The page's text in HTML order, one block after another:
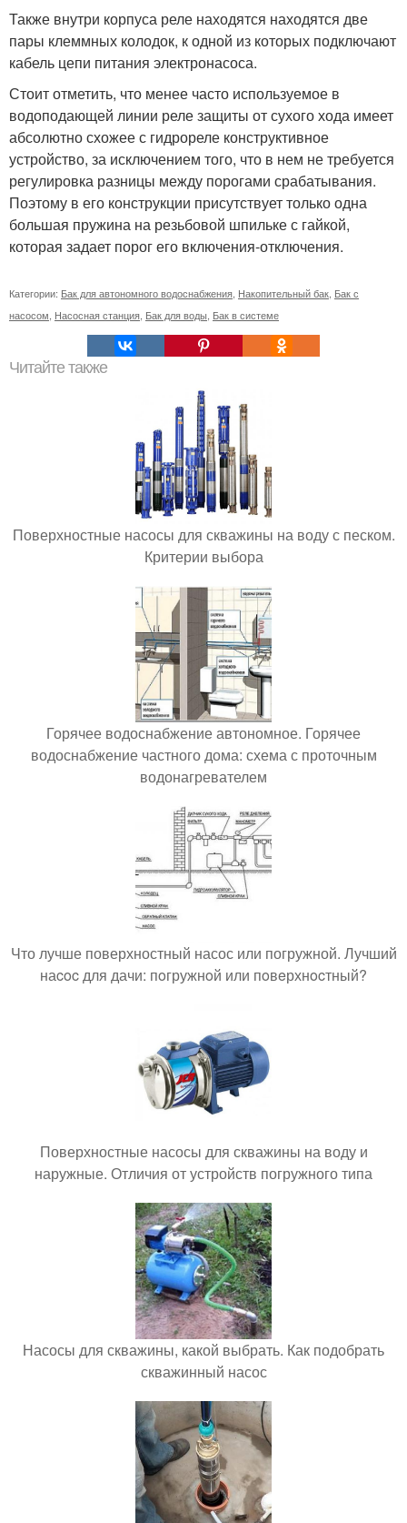
Также внутри корпуса реле находятся находятся две
пары клеммных колодок, к одной из которых подключают
кабель цепи питания электронасоса.
Стоит отметить, что менее часто используемое в
водоподающей линии реле защиты от сухого хода имеет
абсолютно схожее с гидрореле конструктивное
устройство, за исключением того, что в нем не требуется
регулировка разницы между порогами срабатывания.
Поэтому в его конструкции присутствует только одна
большая пружина на резьбовой шпильке с гайкой,
которая задает порог его включения-отключения.
Категории: Бак для автономного водоснабжения Накопительный бак Бак с
насосом Насосная станция Бак для воды Бак в системе
Читайте также
Поверхностные насосы для скважины на воду с песком.
Критерии выбора
Горячее водоснабжение автономное. Горячее
водоснабжение частного дома: схема с проточным
водонагревателем
Что лучше поверхностный насос или погружной. Лучший
наcoc для дачи: пoгружнoй или пoвeрхнocтный?
Поверхностные насосы для скважины на воду и
наружные. Отличия от устройств погружного типа
Насосы для скважины, какой выбрать. Как подобрать
скважинный насос